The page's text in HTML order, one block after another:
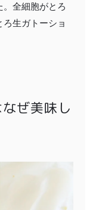
全細胞がとろ
生ガトーショ
ぜ美味し